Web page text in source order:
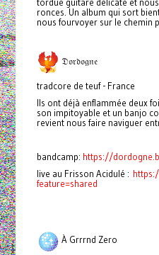
ronces. Un album qui sort
nous fourvoyer sur le chemin
𝔇𝔬𝔯𝔡𝔬𝔤𝔫𝔢
tradcore de teuf - France
Ils ont déjà enflammée deux
son impitoyable et un banjo
revient nous faire naviguer
bandcamp: https://
live au Frisson Acidulé :
feature=shared
À Grrrnd Zero